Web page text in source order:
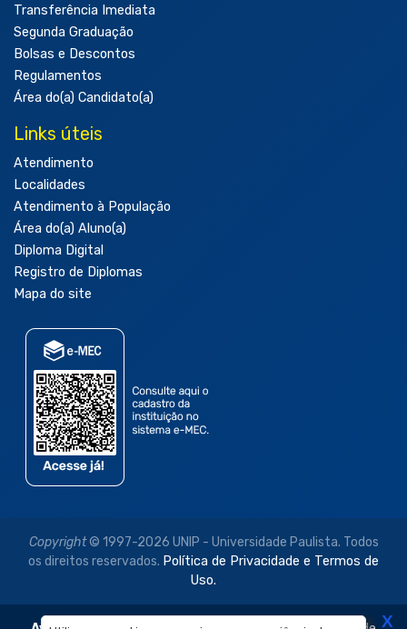
Transferência Imediata
Segunda Graduação
Bolsas e Descontos
Regulamentos
Área do(a) Candidato(a)
Links úteis
Atendimento
Localidades
Atendimento à População
Área do(a) Aluno(a)
Diploma Digital
Registro de Diplomas
Mapa do site
Copyright© 1997-2026 UNIP - Universidade Paulista. Todos
os direitos reservados. Política de Privacidade e Termos de
Uso.
X